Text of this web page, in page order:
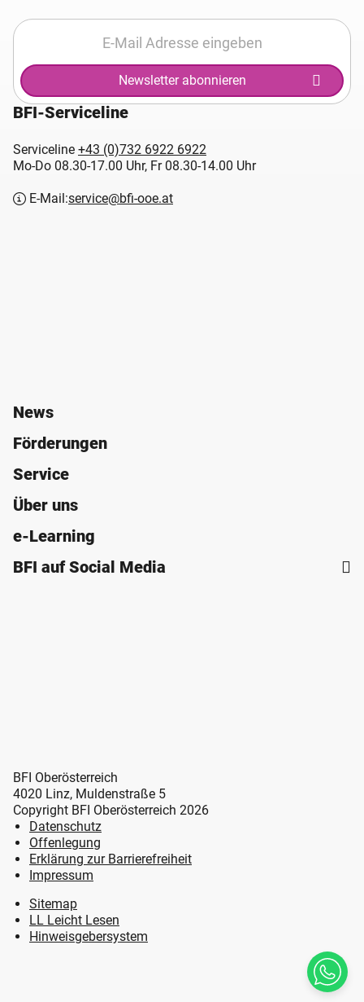
Newsletter abonnieren
BFI-Serviceline
Serviceline +43 (0)732 6922 6922
Mo-Do 08.30-17.00 Uhr, Fr 08.30-14.00 Uhr
E-Mail:service@bfi-ooe.at
News
Förderungen
Service
Über uns
e-Learning
BFI auf Social Media
BFI Oberösterreich
4020 Linz, Muldenstraße 5
Copyright BFI Oberösterreich 2026
Datenschutz
Offenlegung
Erklärung zur Barrierefreiheit
Impressum
Sitemap
LL Leicht Lesen
Hinweisgebersystem